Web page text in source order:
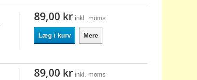
89,00 kr inkl. moms
Læg i kurv Mere
89,00 kr inkl. moms